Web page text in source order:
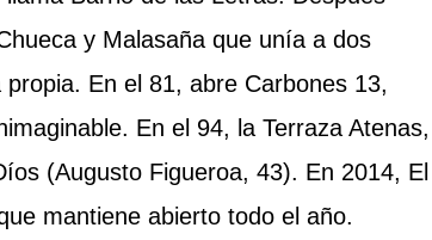
y Malasaña que unía a dos
En el 81, abre Carbones 13,
En el 94, la Terraza Atenas,
(Augusto Figueroa, 43). En 2014, El
mantiene abierto todo el año.